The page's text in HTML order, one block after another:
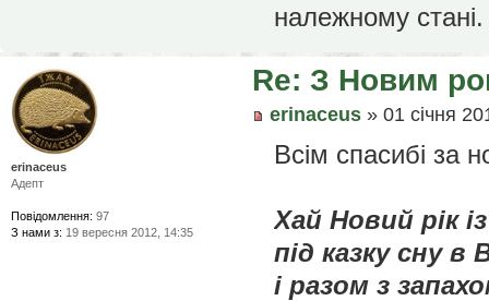
належному
Re: З Новим
erinaceus» 01 січня
Всім спасибі за
Хай Новий рік
під казку сну в
і разом з
erinaceus
Адепт
Повідомлення: 97
З нами з: 19 вересня 2012, 14:35